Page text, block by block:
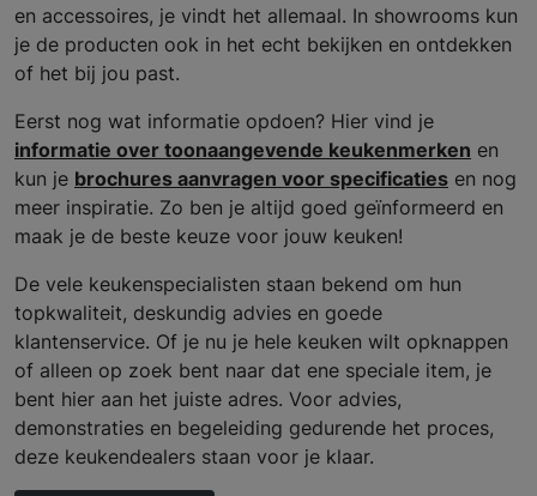
en accessoires, je vindt het allemaal. In showrooms kun
je de producten ook in het echt bekijken en ontdekken
of het bij jou past.
Eerst nog wat informatie opdoen? Hier vind je
informatie over toonaangevende keukenmerken en
kun je brochures aanvragen voor specificaties en nog
meer inspiratie. Zo ben je altijd goed geïnformeerd en
maak je de beste keuze voor jouw keuken!
De vele keukenspecialisten staan bekend om hun
topkwaliteit, deskundig advies en goede
klantenservice. Of je nu je hele keuken wilt opknappen
of alleen op zoek bent naar dat ene speciale item, je
bent hier aan het juiste adres. Voor advies,
demonstraties en begeleiding gedurende het proces,
deze keukendealers staan voor je klaar.